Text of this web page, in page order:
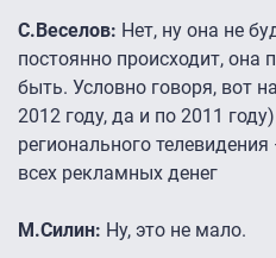
С.Веселов: Нет, ну она не
постоянно происходит, она
быть. Условно говоря, вот
2012 году, да и по 2011
регионального
всех рекламных денег
М.Силин: Ну, это не мало.